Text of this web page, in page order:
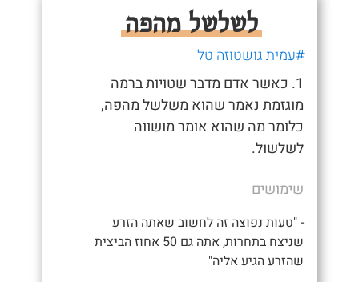
לשלשל מהפה
#עמית גושטוזה טל
1. כאשר אדם מדבר שטויות ברמה
מוגזמת נאמר שהוא משלשל מהפה,
כלומר מה שהוא אומר מושווה
לשלשול.
שימושים
- "טעות נפוצה זה לחשוב שאתה הזרע
שניצח בתחרות, אתה גם 50 אחוז הביצית
שהזרע הגיע אליה"